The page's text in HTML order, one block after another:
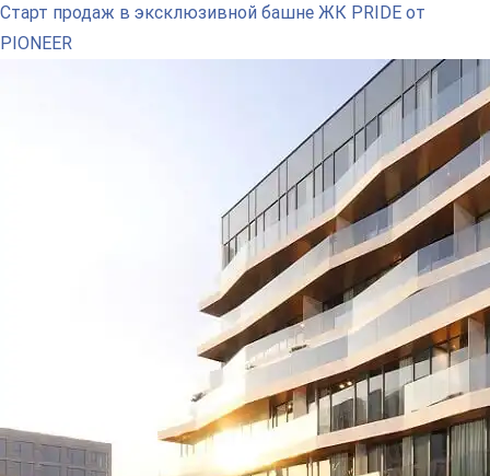
Старт продаж в эксклюзивной башне ЖК PRIDE от
PIONEER